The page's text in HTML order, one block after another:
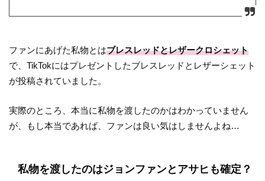
ファンにあげた私物とはブレスレッドとレザークロシェット
で、TikTokにはプレゼントしたブレスレッドとレザーシェット
が投稿されていました。
実際のところ、本当に私物を渡したのかはわかっていません
が、もし本当であれば、ファンは良い気はしませんよね…
私物を渡したのはジョンファンとアサヒも確定？